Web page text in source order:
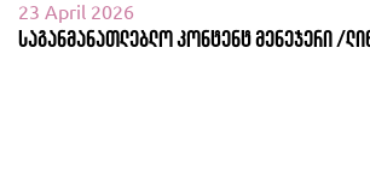
23 April 2026
საგანმანათლებლო კონტენტ მენეჯერი /